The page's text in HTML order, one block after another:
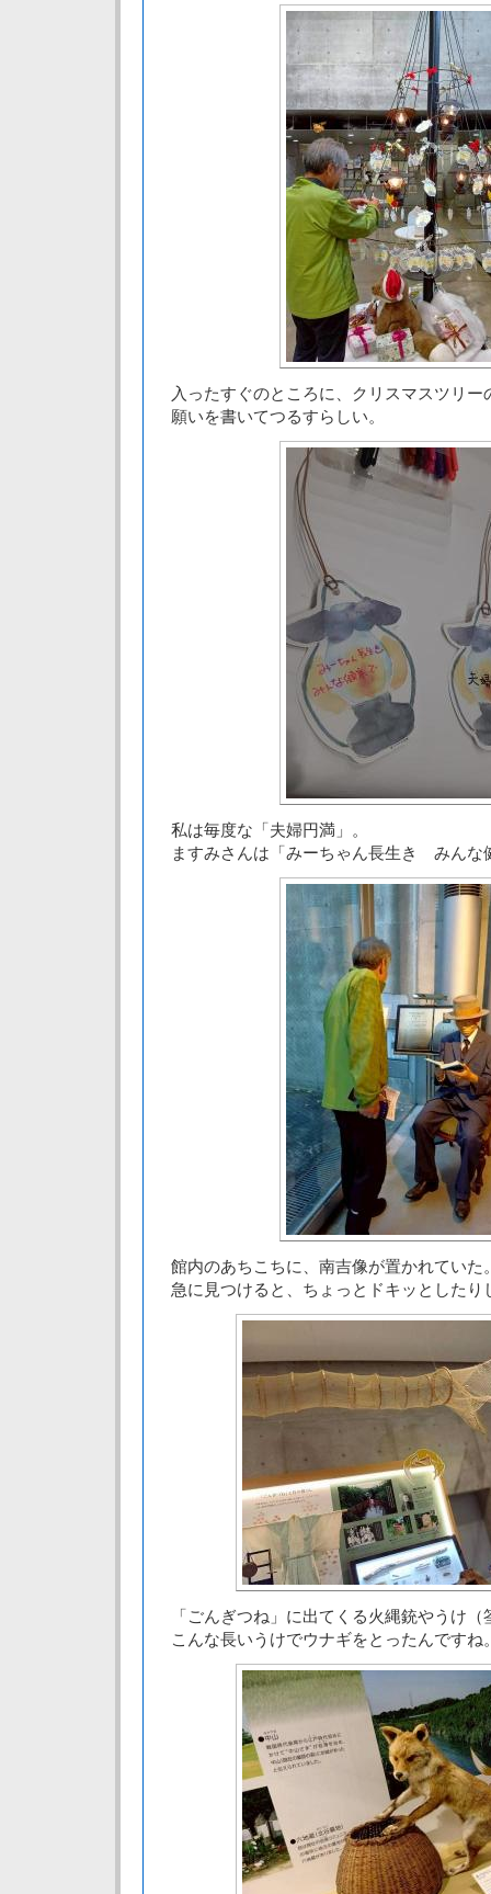
入ったすぐのところに、クリスマスツリー
願いを書いてつるすらしい。
私は毎度な「夫婦円満」。
ますみさんは「みーちゃん長生き みんな
館内のあちこちに、南吉像が置かれていた
急に見つけると、ちょっとドキッとしたり
「ごんぎつね」に出てくる火縄銃やうけ（
こんな長いうけでウナギをとったんですね